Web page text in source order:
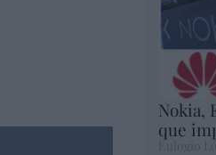
Nokia,
que
Eulogio